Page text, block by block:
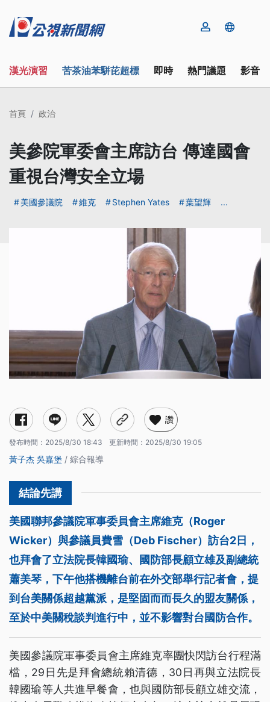
漢光演習 苦茶油苯駢芘超標 即時 熱門議題 影音
首頁 政治
美參院軍委會主席訪台 傳達國會
重視台灣安全立場
美國參議院 維克 Stephen Yates 葉望輝 ...
讚
發布時間： 2025/8/30 18:43 更新時間： 2025/8/30 19:05
黃子杰 吳嘉堡 / 綜合報導
美國聯邦參議院軍事委員會主席維克（Roger
Wicker）與參議員費雪（Deb Fischer）訪台2日，
也拜會了立法院長韓國瑜、國防部長顧立雄及副總統
蕭美琴，下午他搭機離台前在外交部舉行記者會，提
到台美關係超越黨派，是堅固而而長久的盟友關係，
至於中美關稅談判進行中，並不影響對台國防合作。
美國參議院軍事委員會主席維克率團快閃訪台行程滿
檔，29日先是拜會總統賴清德，30日再與立法院長
韓國瑜等人共進早餐會，也與國防部長顧立雄交流，